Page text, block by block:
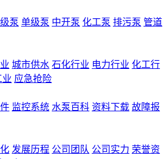
泵 单级泵 中开泵 化工泵 排污泵 管道
城市供水 石化行业 电力行业 化工行
业 应急抢险
监控系统 水泵百科 资料下载 故障报
发展历程 公司团队 公司实力 荣誉资